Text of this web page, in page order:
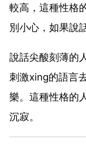
較高，這種性格
別小心，如果說
說話尖酸刻薄的
刺激xing的語言
樂。這種性格的
沉寂。